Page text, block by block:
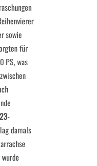
sowie
für
PS, was
-
damals